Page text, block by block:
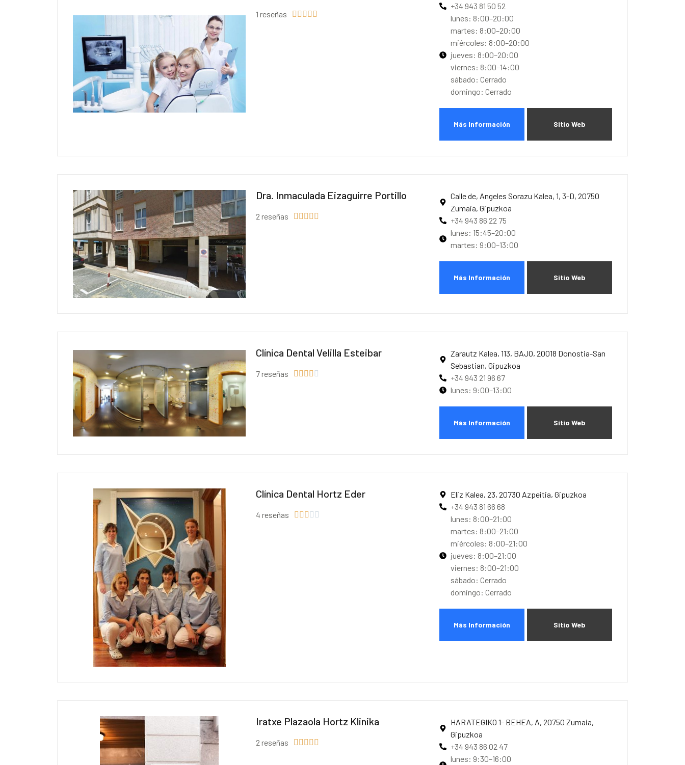
1 reseñas     
+34 943 81 50 52
lunes: 8:00–20:00
martes: 8:00–20:00
miércoles: 8:00–20:00
jueves: 8:00–20:00
viernes: 8:00–14:00
sábado: Cerrado
domingo: Cerrado
Más Información Sitio Web
Dra. Inmaculada Eizaguirre Portillo
2 reseñas     
Calle de, Angeles Sorazu Kalea, 1, 3-D, 20750
Zumaia, Gipuzkoa
+34 943 86 22 75
lunes: 15:45–20:00
martes: 9:00–13:00
Más Información Sitio Web
Clínica Dental Velilla Esteibar
7 reseñas     
Zarautz Kalea, 113, BAJO, 20018 Donostia-San
Sebastian, Gipuzkoa
+34 943 21 96 67
lunes: 9:00–13:00
Más Información Sitio Web
Clínica Dental Hortz Eder
4 reseñas     
Eliz Kalea, 23, 20730 Azpeitia, Gipuzkoa
+34 943 81 66 68
lunes: 8:00–21:00
martes: 8:00–21:00
miércoles: 8:00–21:00
jueves: 8:00–21:00
viernes: 8:00–21:00
sábado: Cerrado
domingo: Cerrado
Más Información Sitio Web
Iratxe Plazaola Hortz Klinika
2 reseñas     
HARATEGIKO 1- BEHEA, A, 20750 Zumaia,
Gipuzkoa
+34 943 86 02 47
lunes: 9:30–16:00